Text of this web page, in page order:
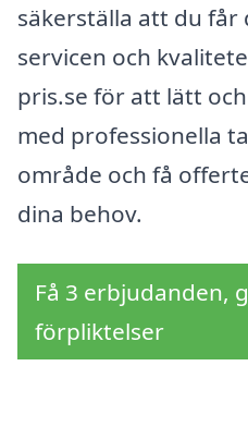
säkerställa att du får
servicen och
pris.se för att lätt
med professionella
område och få
dina behov.
Få 3 erbjudanden,
förpliktelser